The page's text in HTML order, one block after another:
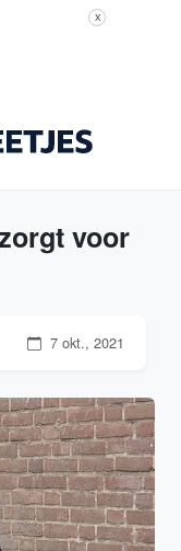
X
voor
7 okt., 2021